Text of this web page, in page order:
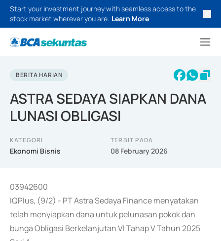
Start your investment journey with seamless access to the
stock market wherever you are. Learn More
BERITA HARIAN
ASTRA SEDAYA SIAPKAN DANA
LUNASI OBLIGASI
KATEGORI
Ekonomi Bisnis
TERBIT PADA
08 February 2026
03942600
IQPlus, (9/2) - PT Astra Sedaya Finance menyatakan
telah menyiapkan dana untuk pelunasan pokok dan
bunga Obligasi Berkelanjutan VI Tahap V Tahun 2025